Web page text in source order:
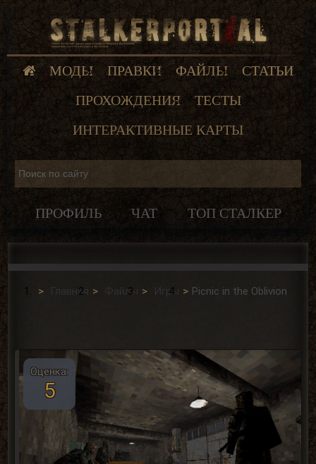
МОДЫ ПРАВКИ ФАЙЛЫ
СТАТЬИ
ПРОХОЖДЕНИЯ
ТЕСТЫ
ИНТЕРАКТИВНЫЕ КАРТЫ
ПРОФИЛЬ ЧАТ ТОП СТАЛКЕР
Главная Файлы Игры Picnic in the Oblivion
Оценка:
5